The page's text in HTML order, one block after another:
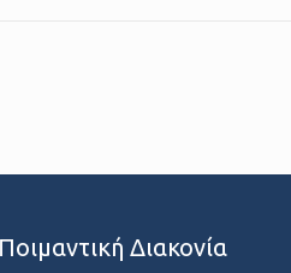
Ποιμαντική Διακονία